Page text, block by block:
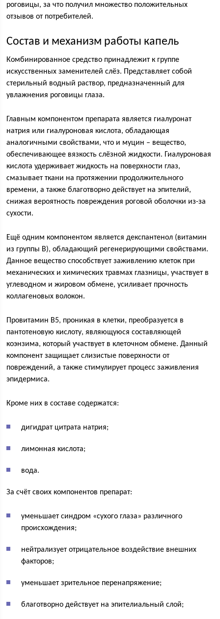
роговицы, за что получил множество положительных
отзывов от потребителей.
Состав и механизм работы капель
Комбинированное средство принадлежит к группе
искусственных заменителей слёз. Представляет собой
стерильный водный раствор, предназначенный для
увлажнения роговицы глаза.
Главным компонентом препарата является гиалуронат
натрия или гиалуроновая кислота, обладающая
аналогичными свойствами, что и муцин – вещество,
обеспечивающее вязкость слёзной жидкости. Гиалуроновая
кислота удерживает жидкость на поверхности глаз,
смазывает ткани на протяжении продолжительного
времени, а также благотворно действует на эпителий,
снижая вероятность повреждения роговой оболочки из-за
сухости.
Ещё одним компонентом является декспантенол (витамин
из группы В), обладающий регенерирующими свойствами.
Данное вещество способствует заживлению клеток при
механических и химических травмах глазницы, участвует в
углеводном и жировом обмене, усиливает прочность
коллагеновых волокон.
Провитамин B5, проникая в клетки, преобразуется в
пантотеновую кислоту, являющуюся составляющей
коэнзима, который участвует в клеточном обмене. Данный
компонент защищает слизистые поверхности от
повреждений, а также стимулирует процесс заживления
эпидермиса.
Кроме них в составе содержатся:
дигидрат цитрата натрия;
лимонная кислота;
вода.
За счёт своих компонентов препарат:
уменьшает синдром «сухого глаза» различного
происхождения;
нейтрализует отрицательное воздействие внешних
факторов;
уменьшает зрительное перенапряжение;
благотворно действует на эпителиальный слой;